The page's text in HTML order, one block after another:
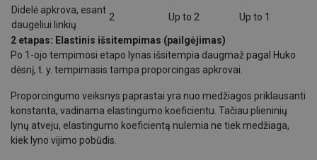
Didelė apkrova, esant
daugeliui linkių
2 Up to 2 Up to 1
2 etapas: Elastinis išsitempimas (pailgėjimas)
Po 1-ojo tempimosi etapo lynas išsitempia daugmaž pagal Huko
dėsnį, t. y. tempimasis tampa proporcingas apkrovai.
Proporcingumo veiksnys paprastai yra nuo medžiagos priklausanti
konstanta, vadinama elastingumo koeficientu. Tačiau plieninių
lynų atveju, elastingumo koeficientą nulemia ne tiek medžiaga,
kiek lyno vijimo pobūdis.